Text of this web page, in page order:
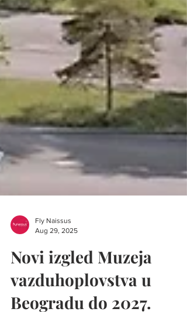
Aug 29, 2025
Novi izgled Muzeja
vazduhoplovstva u